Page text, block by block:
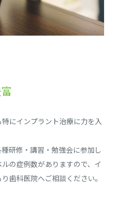
にインプラント治療に力を入
研修・講習・勉強会に参加し
の症例数がありますので、イ
歯科医院へご相談ください。